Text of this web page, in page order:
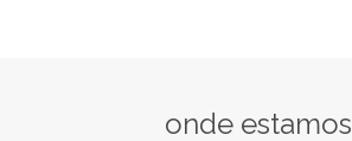
onde estamos